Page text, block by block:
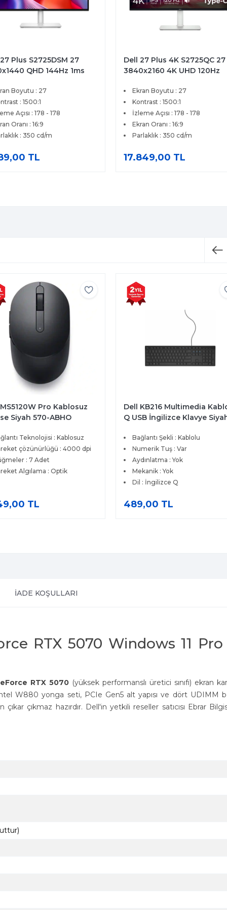
Plus S2725DSM 27
QHD 144Hz 1ms
IPS Pivot Monitor
Boyutu : 27
: 1500:1
Açısı : 178 - 178
Oranı : 16:9
: 350 cd/m
TL
Dell 27 Plus 4K S2725QC 27
3840x2160 4K UHD 120Hz
Premium IPS Monitör
Ekran Boyutu : 27
Kontrast : 1500:1
İzleme Açısı : 178 - 178
Ekran Oranı : 16:9
Parlaklık : 350 cd/m
17.849,00 TL
Pro Kablosuz
Siyah 570-ABHO
Teknolojisi : Kablosuz
çözünürlüğü : 4000 dpi
: 7 Adet
Algılama : Optik
TL
Dell KB216 Multimedia
Q USB İngilizce Klavye
Bağlantı Şekli : Kablolu
Numerik Tuş : Var
Aydınlatma : Yok
Mekanik : Yok
Dil : İngilizce Q
489,00 TL
İADE KOŞULLARI
RTX 5070 Windows 11
RTX 5070 (yüksek performanslı üretici sınıfı) ekran
W880 yonga seti, PCIe Gen5 alt yapısı ve dört UDIMM
çıkmaz hazırdır. Dell'in yetkili reseller satıcısı Ebrar